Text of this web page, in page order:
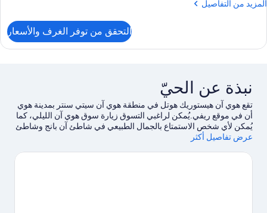
المزيد من التفاصيل
المزيد
غرفة
التحقق من توفر الغرف والأسعار
نبذة عن الحيّ
تقع هوي آن هيستوريك هوتل في منطقة هوي آن سيتي سنتر بمدينة هوي
أن في موقع ريفي.يُمكن لراغبي التسوق زيارة سوق هوي آن الليلي، كما
يُمكن لأي شخص الاستمتاع بالجمال الطبيعي في شاطئ آن بانج وشاطئ
استكشاف المنطقة بغرض الاستمتاع بخوض تجارب مثيرة في الهواء
عرض تفاصيل أكثر